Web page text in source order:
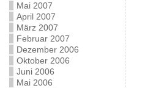
Mai 2007
April 2007
März 2007
Februar 2007
Dezember 2006
Oktober 2006
Juni 2006
Mai 2006